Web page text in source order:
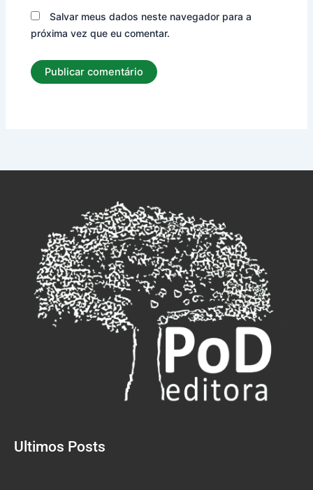
Salvar meus dados neste navegador para a
próxima vez que eu comentar.
Ultimos Posts